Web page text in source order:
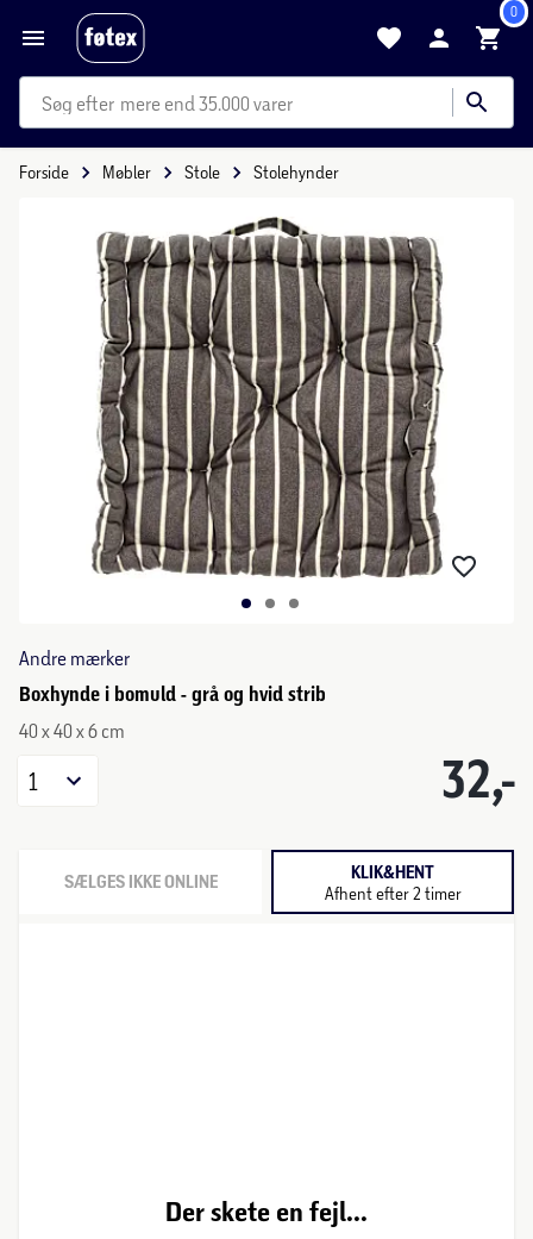
0
mere end 35.000 varer
Forside Møbler Stole Stolehynder
Andre mærker
Boxhynde i bomuld - grå og hvid strib
40 x 40 x 6 cm
32,-
1
SÆLGES IKKE ONLINE KLIK&HENT
Afhent efter 2 timer
Der skete en fejl...